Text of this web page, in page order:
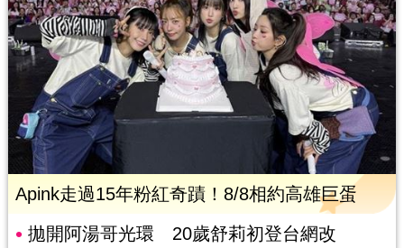
Apink走過15年粉紅奇蹟！8/8相約高雄巨蛋
拋開阿湯哥光環 20歲舒莉初登台網改